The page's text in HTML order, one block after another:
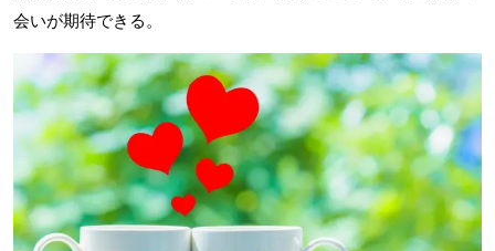
会いが期待できる。